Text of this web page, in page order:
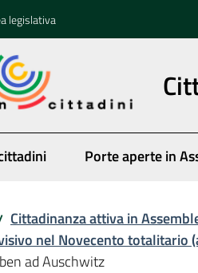
legislativa
Porte aperte in
Cittadinanza attiva in
nel Novecento totalitario
ad Auschwitz